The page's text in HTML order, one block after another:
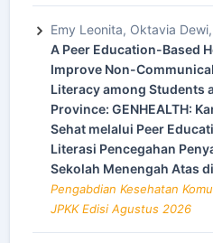
Emy Leonita, Oktavia
A Peer Education-Based
Improve Non-
Literacy among Students
Province: GENHEALTH:
Sehat melalui Peer
Literasi Pencegahan
Sekolah Menengah Atas
Pengabdian Kesehatan
JPKK Edisi Agustus 2026